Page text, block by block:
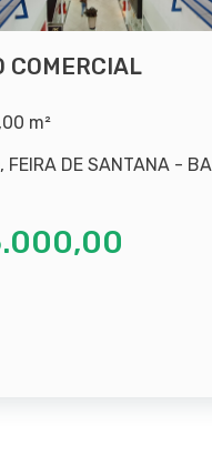
COMERCIAL
m²
, FEIRA DE SANTANA - BA